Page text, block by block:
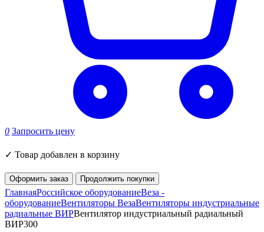
0 Запросить цену
✓ Товар добавлен в корзину
Оформить заказ Продолжить покупки
ГлавнаяРоссийское оборудованиеВеза -
оборудованиеВентиляторы ВезаВентиляторы индустриальные
радиальные ВИРВентилятор индустриальный радиальный
ВИР300